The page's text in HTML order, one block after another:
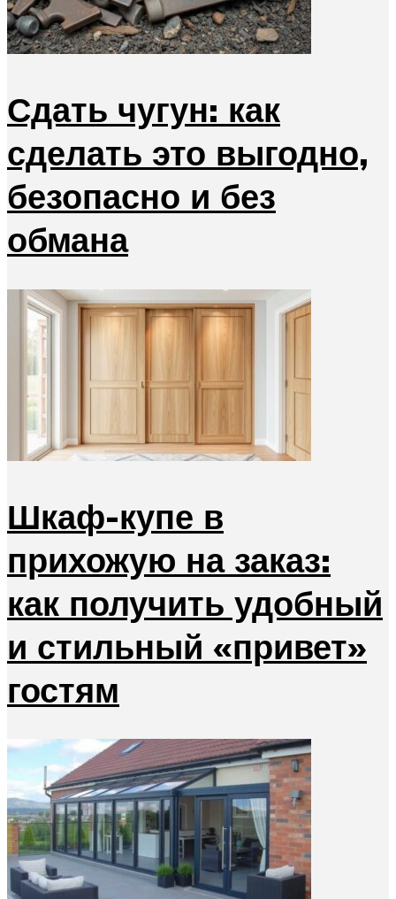
Сдать чугун: как
сделать это выгодно,
безопасно и без
обмана
Шкаф-купе в
прихожую на заказ:
как получить удобный
и стильный «привет»
гостям